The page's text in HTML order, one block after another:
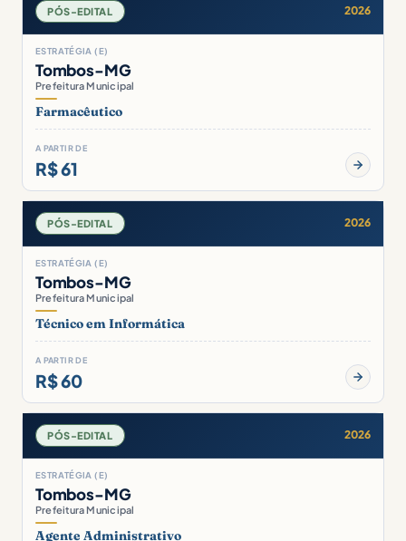
PÓS-EDITAL 2026
ESTRATÉGIA (E)
Tombos-MG
Prefeitura Municipal
Farmacêutico
A PARTIR DE
R$ 61
PÓS-EDITAL 2026
ESTRATÉGIA (E)
Tombos-MG
Prefeitura Municipal
Técnico em Informática
A PARTIR DE
R$ 60
PÓS-EDITAL 2026
ESTRATÉGIA (E)
Tombos-MG
Prefeitura Municipal
Agente Administrativo